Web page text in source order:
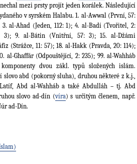
mezi prsty projít jeden korálek. Následující
v syrském Halabu. 1. al-Awwal (První, 57:
al-Ahad (Jeden, 112: 1); 4. al-Badí (Tvořitel, 2:
3); 9. al-Bátin (Vnitřní, 57: 3); 15. al-Džámi
(Strážce, 11: 57); 18. al-Hakk (Pravda, 20: 114);
al-Ghaffár (Odpouštějící, 2: 235); 99. al-Wahháb
dvou zákl. typů složených islám.
slovo abd (pokorný sluha), druhou některé z k.j.,
Abd al-Wahháb a také Abdulláh – tj. Abd
slovo ad-dín (víra) s určitým členem, např.
ad-Dín.